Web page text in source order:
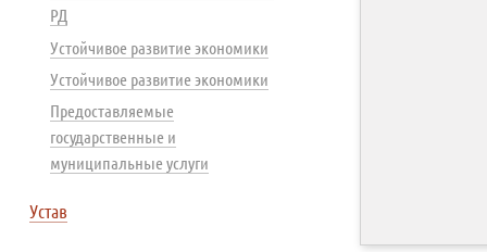
РД
Устойчивое развитие экономики
Устойчивое развитие экономики
Предоставляемые
государственные и
муниципальные услуги
Устав